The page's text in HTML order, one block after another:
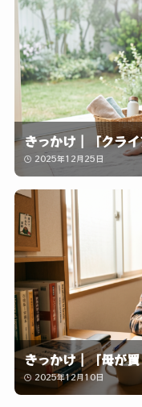
きっかけ｜「クラ
2025年12月25日
きっかけ｜「母が
2025年12月10日